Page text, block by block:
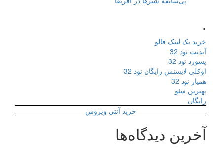
.
خرید بک لینک فالو
آپدیت نود 32
پسورد نود 32
اوکلی لایسنس رایگان نود 32
همیار نود 32
بهترین سئو
رایگان
خرید آنتی ویروس
آخرین دیدگاه‌ها